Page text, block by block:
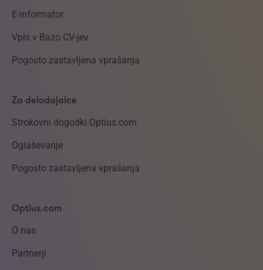
E-informator
Vpis v Bazo CV-jev
Pogosto zastavljena vprašanja
Za delodajalce
Strokovni dogodki Optius.com
Oglaševanje
Pogosto zastavljena vprašanja
Optius.com
O nas
Partnerji